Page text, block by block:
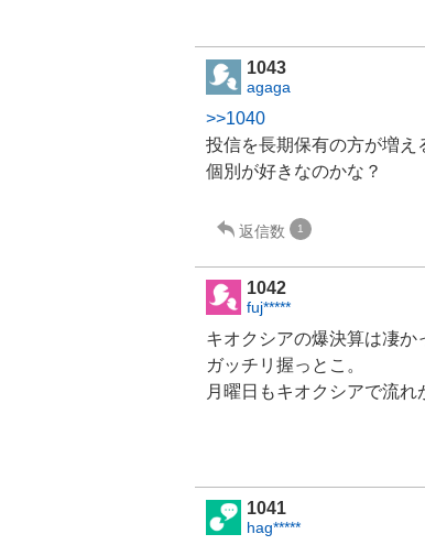
1043
agaga
>>1040
投信を長期保有の方が増え
個別が好きなのかな？
返信数 1
1042
fuj*****
キオクシアの爆決算は凄か
ガッチリ握っとこ。
月曜日もキオクシアで流れ
1041
hag*****